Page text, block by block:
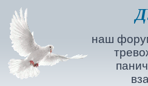
наш